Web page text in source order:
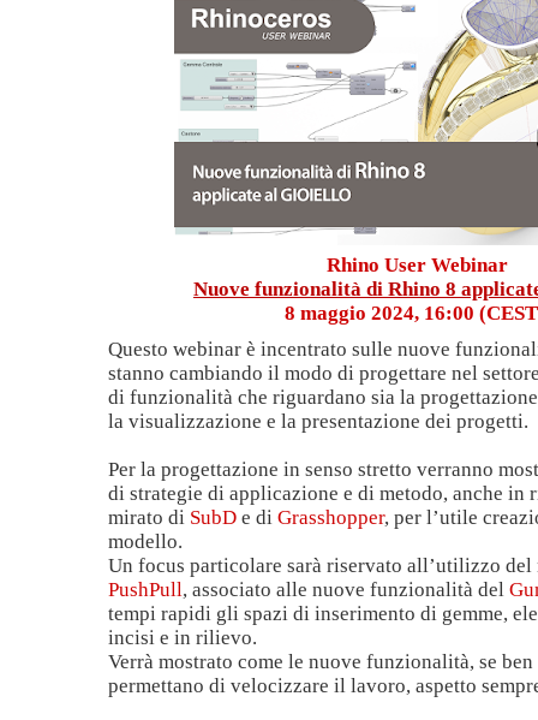
Rhino User Webinar
Nuove funzionalità di Rhino 8
8 maggio 2024, 16:00
Questo webinar è incentrato sulle nuove
stanno cambiando il modo di progettare nel
di funzionalità che riguardano sia la
la visualizzazione e la presentazione dei progetti.
Per la progettazione in senso stretto verranno
di strategie di applicazione e di metodo, anche in
mirato di SubD e di Grasshopper, per l’utile
modello.
Un focus particolare sarà riservato all’utilizzo del
PushPull, associato alle nuove funzionalità del
tempi rapidi gli spazi di inserimento di gemme,
incisi e in rilievo.
Verrà mostrato come le nuove funzionalità, se
permettano di velocizzare il lavoro, aspetto